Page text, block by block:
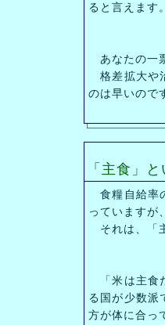
ると言えます
あなたの一
格差拡大や
のは早いので
「主食」
食糧自給率
っていますが
それは、「
「米は主食
る国が少数派
方が体に合っ